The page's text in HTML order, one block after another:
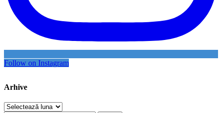
Follow on Instagram
Arhive
Arhive